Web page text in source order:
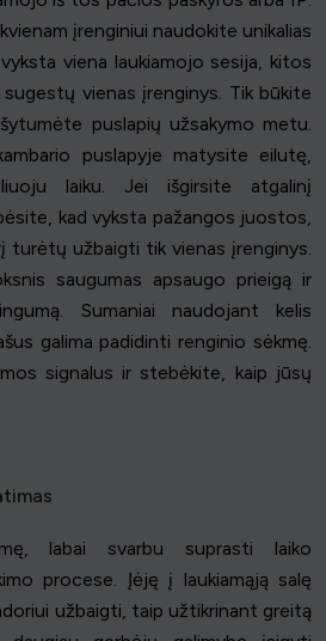
įrenginiui naudokite unikalias
viena laukiamojo sesija, kitos
vienas įrenginys. Tik būkite
puslapių užsakymo metu.
puslapyje matysite eilutę,
laiku. Jei išgirsite atgalinį
kad vyksta pažangos juostos,
turėtų užbaigti tik vienas įrenginys.
saugumas apsaugo prieigą ir
Sumaniai naudojant kelis
galima padidinti renginio sėkmę.
signalus ir stebėkite, kaip jūsų
labai svarbu suprasti laiko
procese. Įėję į laukiamąją salę
užbaigti, taip užtikrinant greitą